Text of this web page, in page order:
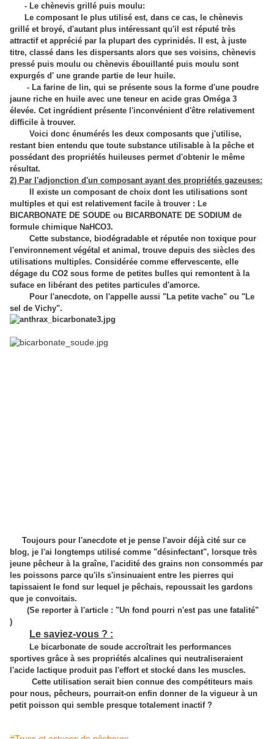
- Le chènevis grillé puis moulu:
Le composant le plus utilisé est, dans ce cas, le chènevis
grillé et broyé, d'autant plus intéressant qu'il est réputé très
attractif et apprécié par la plupart des cyprinidés. Il est, à juste
titre, classé dans les dispersants alors que ses voisins, chènevis
pressé puis moulu ou chènevis ébouillanté puis moulu sont
expurgés d' une grande partie de leur huile.
- La farine de lin, qui se présente sous la forme d'une poudre
jaune riche en huile avec une teneur en acide gras Oméga 3
élevée. Cet ingrédient présente l'inconvénient d'être relativement
difficile à trouver.
Voici donc énumérés les deux composants que j'utilise,
restant bien entendu que toute substance utilisable à la pêche et
possédant des propriétés huileuses permet d'obtenir le même
résultat.
2) Par l'adjonction d'un composant ayant des propriétés gazeuses:
Il existe un composant de choix dont les utilisations sont
multiples et qui est relativement facile à trouver : Le
BICARBONATE DE SOUDE ou BICARBONATE DE SODIUM de
formule chimique NaHCO3.
Cette substance, biodégradable et réputée non toxique pour
l'environnement végétal et animal, trouve depuis des siècles des
utilisations multiples. Considérée comme effervescente, elle
dégage du CO2 sous forme de petites bulles qui remontent à la
suface en libérant des petites particules d'amorce.
Pour l'anecdote, on l'appelle aussi "La petite vache" ou "Le
sel de Vichy".
Toujours pour l'anecdote et je pense l'avoir déjà cité sur ce
blog, je l'ai longtemps utilisé comme "désinfectant", lorsque très
jeune pêcheur à la graîne, l'acidité des grains non consommés par
les poissons parce qu'ils s'insinuaient entre les pierres qui
tapissaient le fond sur lequel je pêchais, repoussait les gardons
que je convoitais.
(Se reporter à l'article : "Un fond pourri n'est pas une fatalité"
)
Le saviez-vous ? :
Le bicarbonate de soude accroîtrait les performances
sportives grâce à ses propriétés alcalines qui neutraliseraient
l'acide lactique produit pas l'effort et stocké dans les muscles.
Cette utilisation serait bien connue des compétiteurs mais
pour nous, pêcheurs, pourrait-on enfin donner de la vigueur à un
petit poisson qui semble presque totalement inactif ?